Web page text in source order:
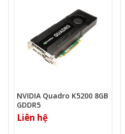
NVIDIA Quadro K5200 8GB
GDDR5
Liên hệ